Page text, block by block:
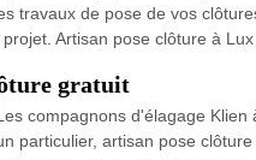
travaux de pose de vos
Artisan pose clôture à
gratuit
compagnons d'élagage
particulier, artisan pose